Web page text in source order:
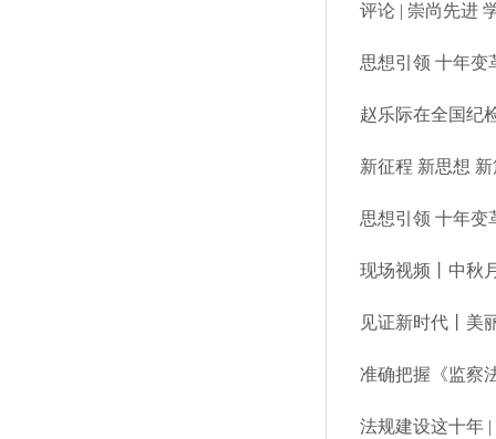
评论 | 崇尚先进
思想引领 十年变
新征程 新思想
思想引领 十年变
现场视频丨中秋
见证新时代丨美
准确把握《监察
法规建设这十年